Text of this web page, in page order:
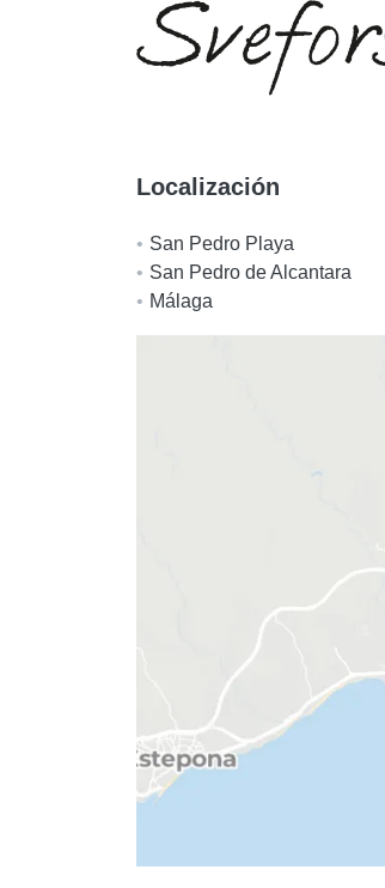
Localización
San Pedro Playa
San Pedro de Alcantara
Málaga